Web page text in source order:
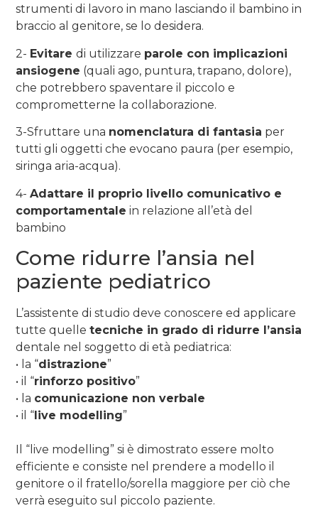
strumenti di lavoro in mano lasciando il bambino in
braccio al genitore, se lo desidera.
2- Evitaredi utilizzare parole con implicazioni
ansiogene (quali ago, puntura, trapano, dolore),
che potrebbero spaventare il piccolo e
comprometterne la collaborazione.
3-Sfruttare una nomenclatura di fantasia per
tutti gli oggetti che evocano paura (per esempio,
siringa aria-acqua).
4-Adattare il proprio livello comunicativo e
comportamentale in relazione all’età del
bambino
Come ridurre l’ansia nel
paziente pediatrico
L’assistente di studio deve conoscere ed applicare
tutte quelletecniche in grado di ridurre l’ansia
dentale nel soggetto di età pediatrica:
• la “distrazione”
• il “rinforzo positivo”
• la comunicazione non verbale
• il “live modelling”
Il “live modelling” si è dimostrato essere molto
efficiente e consiste nel prendere a modello il
genitore o il fratello/sorella maggiore per ciò che
verrà eseguito sul piccolo paziente.